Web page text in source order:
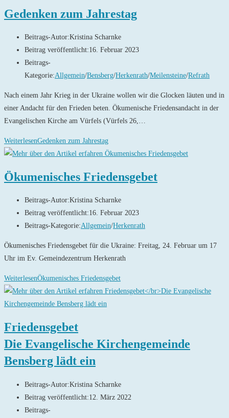
Gedenken zum Jahrestag
Beitrags-Autor:Kristina Scharnke
Beitrag veröffentlicht:16. Februar 2023
Beitrags-
Kategorie:Allgemein/Bensberg/Herkenrath/Meilensteine/Refrath
Nach einem Jahr Krieg in der Ukraine wollen wir die Glocken läuten und in
einer Andacht für den Frieden beten. Ökumenische Friedensandacht in der
Evangelischen Kirche am Vürfels (Vürfels 26,…
WeiterlesenGedenken zum Jahrestag
Ökumenisches Friedensgebet
Beitrags-Autor:Kristina Scharnke
Beitrag veröffentlicht:16. Februar 2023
Beitrags-Kategorie:Allgemein/Herkenrath
Ökumenisches Friedensgebet für die Ukraine: Freitag, 24. Februar um 17
Uhr im Ev. Gemeindezentrum Herkenrath
WeiterlesenÖkumenisches Friedensgebet
Friedensgebet
Die Evangelische Kirchengemeinde
Bensberg lädt ein
Beitrags-Autor:Kristina Scharnke
Beitrag veröffentlicht:12. März 2022
Beitrags-